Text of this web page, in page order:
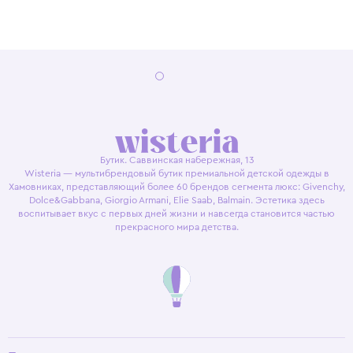
Бутик. Саввинская набережная, 13
Wisteria — мультибрендовый бутик премиальной детской одежды в
Хамовниках, представляющий более 60 брендов сегмента люкс: Givenchy,
Dolce&Gabbana, Giorgio Armani, Elie Saab, Balmain. Эстетика здесь
воспитывает вкус с первых дней жизни и навсегда становится частью
прекрасного мира детства.